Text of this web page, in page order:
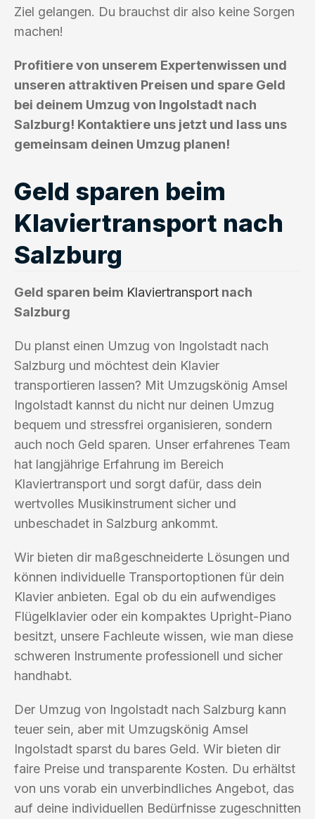
Ziel gelangen. Du brauchst dir also keine Sorgen
machen!
Profitiere von unserem Expertenwissen und
unseren attraktiven Preisen und spare Geld
bei deinem Umzug von Ingolstadt nach
Salzburg! Kontaktiere uns jetzt und lass uns
gemeinsam deinen Umzug planen!
Geld sparen beim
Klaviertransport nach
Salzburg
Geld sparen beim Klaviertransport nach
Salzburg
Du planst einen Umzug von Ingolstadt nach
Salzburg und möchtest dein Klavier
transportieren lassen? Mit Umzugskönig Amsel
Ingolstadt kannst du nicht nur deinen Umzug
bequem und stressfrei organisieren, sondern
auch noch Geld sparen. Unser erfahrenes Team
hat langjährige Erfahrung im Bereich
Klaviertransport und sorgt dafür, dass dein
wertvolles Musikinstrument sicher und
unbeschadet in Salzburg ankommt.
Wir bieten dir maßgeschneiderte Lösungen und
können individuelle Transportoptionen für dein
Klavier anbieten. Egal ob du ein aufwendiges
Flügelklavier oder ein kompaktes Upright-Piano
besitzt, unsere Fachleute wissen, wie man diese
schweren Instrumente professionell und sicher
handhabt.
Der Umzug von Ingolstadt nach Salzburg kann
teuer sein, aber mit Umzugskönig Amsel
Ingolstadt sparst du bares Geld. Wir bieten dir
faire Preise und transparente Kosten. Du erhältst
von uns vorab ein unverbindliches Angebot, das
auf deine individuellen Bedürfnisse zugeschnitten